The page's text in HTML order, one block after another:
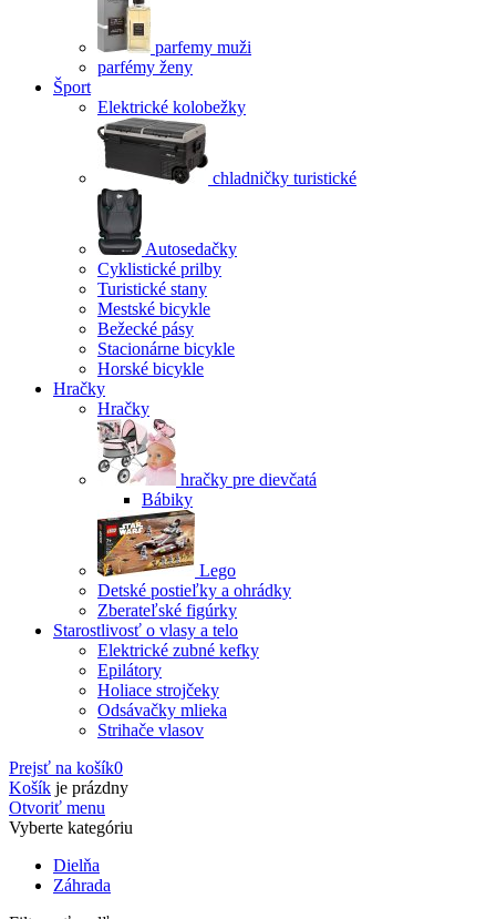
parfemy muži
parfémy ženy
Šport
Elektrické kolobežky
chladničky turistické
Autosedačky
Cyklistické prilby
Turistické stany
Mestské bicykle
Bežecké pásy
Stacionárne bicykle
Horské bicykle
Hračky
Hračky
hračky pre dievčatá
Bábiky
Lego
Detské postieľky a ohrádky
Zberateľské figúrky
Starostlivosť o vlasy a telo
Elektrické zubné kefky
Epilátory
Holiace strojčeky
Odsávačky mlieka
Strihače vlasov
Prejsť na košík0
Košík je prázdny
Otvoriť menu
Vyberte kategóriu
Dielňa
Záhrada